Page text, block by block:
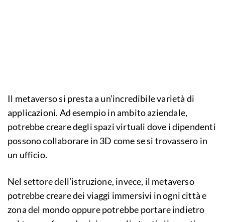
Il metaverso si presta a un’incredibile varietà di
applicazioni. Ad esempio in ambito aziendale,
potrebbe creare degli spazi virtuali dove i dipendenti
possono collaborare in 3D come se si trovassero in
un ufficio.
Nel settore dell’istruzione, invece, il metaverso
potrebbe creare dei viaggi immersivi in ogni città e
zona del mondo oppure potrebbe portare indietro